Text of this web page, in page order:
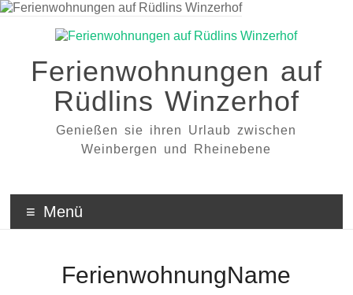
Zum
Ferienwohnungen auf
Rüdlins Winzerhof
Genießen sie ihren Urlaub zwischen
Weinbergen und Rheinebene
Menü
FerienwohnungName